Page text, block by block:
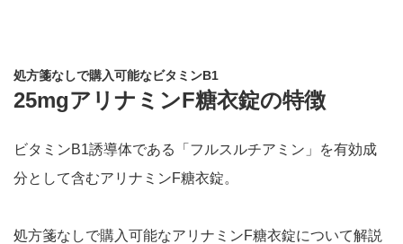
処方箋なしで購入可能なビタミンB1
25mgアリナミンF糖衣錠の特徴
ビタミンB1誘導体である「フルスルチアミン」を有効成
分として含むアリナミンF糖衣錠。
処方箋なしで購入可能なアリナミンF糖衣錠について解説